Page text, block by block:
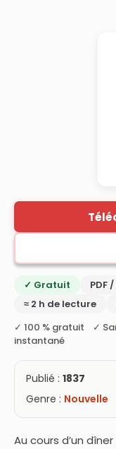
✓ Gratuit PDF /
≈ 2 h de lecture
✓ 100 % gratuit ✓
instantané
Publié : 1837
Genre : Nouvelle
Au cours d’un